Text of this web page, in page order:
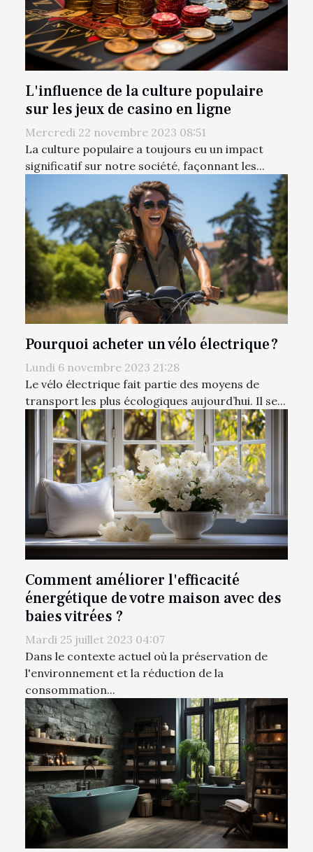
L'influence de la culture populaire
sur les jeux de casino en ligne
Mercredi 22 novembre 2023 08:51
La culture populaire a toujours eu un impact
significatif sur notre société, façonnant les...
Pourquoi acheter un vélo électrique ?
Lundi 6 novembre 2023 21:28
Le vélo électrique fait partie des moyens de
transport les plus écologiques aujourd’hui. Il se...
Comment améliorer l'efficacité
énergétique de votre maison avec des
baies vitrées ?
Mardi 25 juillet 2023 04:07
Dans le contexte actuel où la préservation de
l'environnement et la réduction de la
consommation...